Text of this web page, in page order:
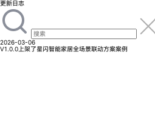
更新日志
2026-03-06
V1.0.0 上架了星闪智能家居全场景联动方案案例